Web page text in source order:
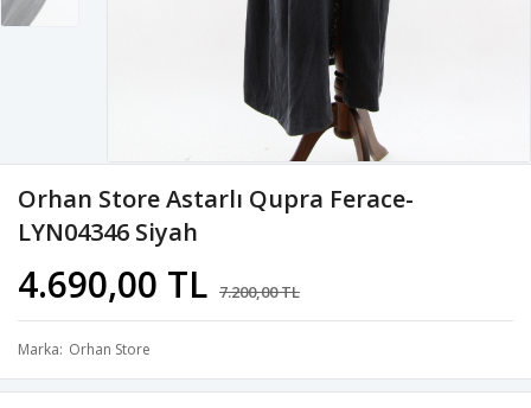
Orhan Store Astarlı Qupra Ferace-
LYN04346 Siyah
4.690,00 TL 7.200,00 TL
Marka Orhan Store